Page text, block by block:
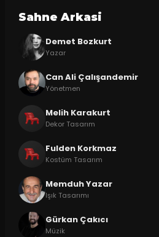
Sahne Arkasi
Demet Bozkurt
Yazar
Can Ali Çalışandemir
Yönetmen
Melih Karakurt
Dekor Tasarım
Fulden Korkmaz
Kostüm Tasarım
Memduh Yazar
Işık Tasarımı
Gürkan Çakıcı
Müzik